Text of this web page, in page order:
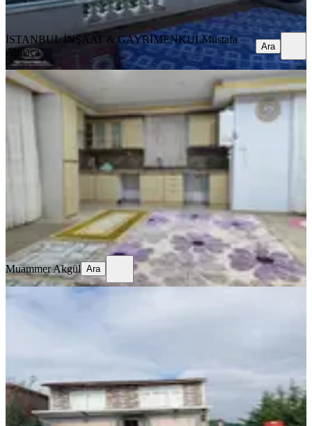
Ara
İSTANBUL İNŞAAT & GAYRİMENKULMustafa
Atmaca
Ara
MANZARALI
Sahibinden Acil Satılık Müstakil
Yazlık
Çatalca, Çanakça Mahallesi
2+1·146 m² Düz Giriş (Zemin)
4.700.000 ₺
Muammer Akgül
Muammer Akgül Ara
2.750.000 ₺